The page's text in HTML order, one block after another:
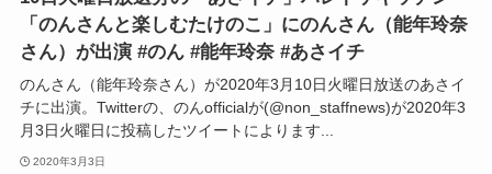
「のんさんと楽しむたけのこ」にのんさん（能年玲奈
さん）が出演 #のん #能年玲奈 #あさイチ
のんさん（能年玲奈さん）が2020年3月10日火曜日放送のあさイ
チに出演。Twitterの、のんofficialが(@non_staffnews)が2020年3
月3日火曜日に投稿したツイートによります...
2020年3月3日